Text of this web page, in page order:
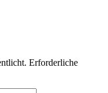
Erforderliche